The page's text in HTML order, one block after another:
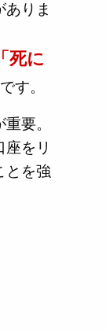
ありま
死に
す。
要。
をリ
とを強